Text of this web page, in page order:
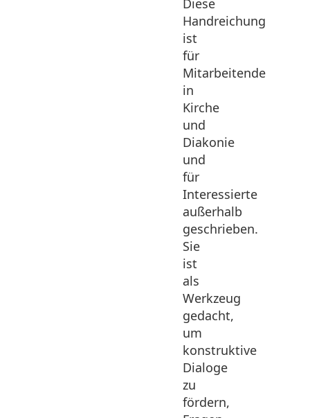
Diese
Handreichung
ist
für
Mitarbeitende
in
Kirche
und
Diakonie
und
für
Interessierte
außerhalb
geschrieben.
Sie
ist
als
Werkzeug
gedacht,
um
konstruktive
Dialoge
zu
fördern,